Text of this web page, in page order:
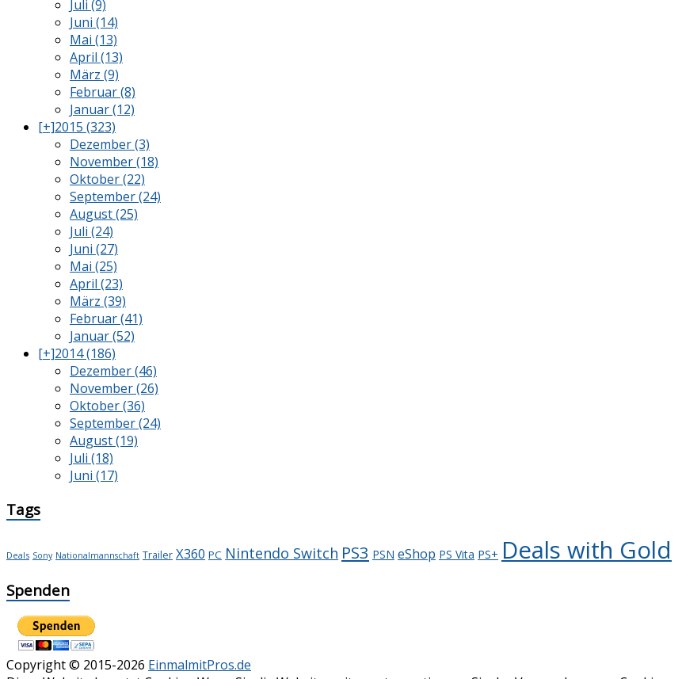
Juli (9)
Juni (14)
Mai (13)
April (13)
März (9)
Februar (8)
Januar (12)
[+]2015 (323)
Dezember (3)
November (18)
Oktober (22)
September (24)
August (25)
Juli (24)
Juni (27)
Mai (25)
April (23)
März (39)
Februar (41)
Januar (52)
[+]2014 (186)
Dezember (46)
November (26)
Oktober (36)
September (24)
August (19)
Juli (18)
Juni (17)
Tags
Deals Sony Nationalmannschaft Trailer X360 PC Nintendo Switch PS3 PSN eShop PS Vita PS+ Deals with Gold
Spenden
Copyright © 2015-2026 EinmalmitPros.de